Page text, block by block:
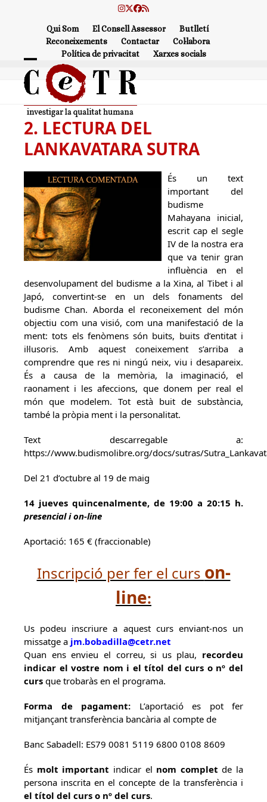
Instagram
Twitter
Facebook
RSS
Qui Som El Consell Assessor
Butlletí
Reconeixements
Contactar
Col·labora
Política de privacitat
Xarxes socials
Open
mobile
menu
Close
mobile
menu
2. LECTURA DEL
LANKAVATARA SUTRA
És un text
important del
budisme
Mahayana inicial,
escrit cap el segle
IV de la nostra era
que va tenir gran
influència en el
desenvolupament del budisme a la Xina, al Tibet i al
Japó, convertint-se en un dels fonaments del
budisme Chan. Aborda el reconeixement del món
objectiu com una visió, com una manifestació de la
ment: tots els fenòmens són buits, buits d’entitat i
il·lusoris. Amb aquest coneixement s’arriba a
comprendre que res ni ningú neix, viu i desapareix.
És a causa de la memòria, la imaginació, el
raonament i les afeccions, que donem per real el
món que modelem. Tot està buit de substància,
també la pròpia ment i la personalitat.
Text descarregable a:
https://www.budismolibre.org/docs/sutras/
Del 21 d’octubre al 19 de maig
14 jueves quincenalmente, de 19:00 a 20:15 h.
presencial i on-line
Aportació: 165 € (fraccionable)
Inscripció per fer el curs on-
line:
Us podeu inscriure a aquest curs enviant-nos un
missatge a jm.bobadilla@cetr.net
Quan ens envieu el correu, si us plau, recordeu
indicar el vostre nom i el títol del curs o nº del
curs que trobaràs en el programa.
Forma de pagament: L’aportació es pot fer
mitjançant transferència bancària al compte de
Banc Sabadell: ES79 0081 5119 6800 0108 8609
És molt important indicar el nom complet de la
persona inscrita en el concepte de la transferència i
el títol del curs o nº del curs.